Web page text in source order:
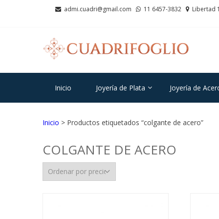
admi.cuadri@gmail.com 11 6457-3832 Libertad
Inicio Joyería de Plata Joyería de
Inicio > Productos etiquetados “colgante de acero”
COLGANTE DE ACERO